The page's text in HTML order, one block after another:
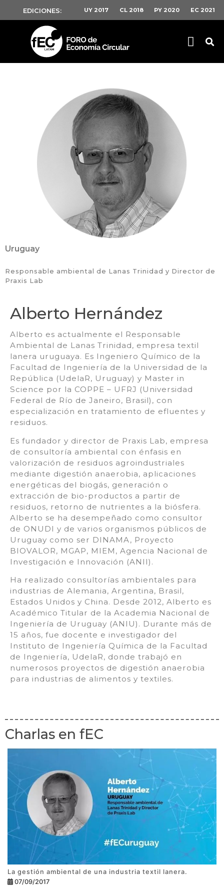
EDICIONES: UY 2017 CL 2018 PY 2020 EC 2021
Uruguay
Responsable ambiental de Lanas Trinidad y Director de
Praxis Lab
Alberto Hernández
Alberto es actualmente el Responsable
Ambiental de Lanas Trinidad, empresa textil
lanera uruguaya. Es Ingeniero Químico de la
Facultad de Ingeniería de la Universidad de la
República (UdelaR, Uruguay) y Master in
Science por la COPPE – UFRJ (Universidad
Federal de Río de Janeiro, Brasil), con
especialización en tratamiento de efluentes y
residuos.
Es fundador y director de Praxis Lab, empresa
de consultoría ambiental con énfasis en
valorización de residuos agroindustriales
mediante digestión anaerobia, aplicaciones
energéticas del biogás, generación o
extracción de bio-productos a partir de
residuos, retorno de nutrientes a la biósfera.
Alberto se ha desempeñado como consultor
de ONUDI y de varios organismos públicos de
Uruguay como ser DINAMA, Proyecto
BIOVALOR, MGAP, MIEM, Agencia Nacional de
Investigación e Innovación (ANII).
Ha realizado consultorías ambientales para
industrias de Alemania, Argentina, Brasil,
Estados Unidos y China. Desde 2012, Alberto es
Académico Titular de la Academia Nacional de
Ingeniería de Uruguay (ANIU). Durante más de
15 años, fue docente e investigador del
Instituto de Ingeniería Química de la Facultad
de Ingeniería, UdelaR, donde trabajó en
numerosos proyectos de digestión anaerobia
para industrias de alimentos y textiles.
Charlas en fEC
La gestión ambiental de una industria textil lanera.
07/09/2017